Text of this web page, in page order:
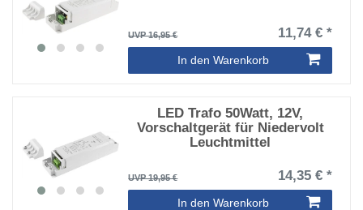
UVP 16,95 € 11,74 € *
In den Warenkorb
LED Trafo 50Watt, 12V,
Vorschaltgerät für Niedervolt
Leuchtmittel
UVP 19,95 € 14,35 € *
In den Warenkorb